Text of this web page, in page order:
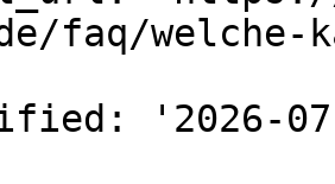
faq/welche-
'2026-